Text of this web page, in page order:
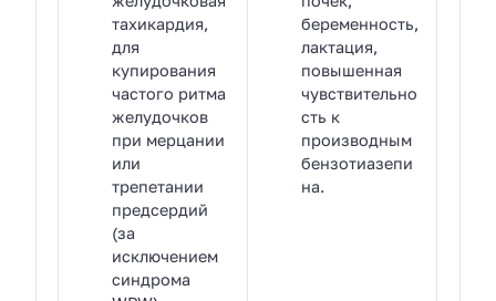
тахикардия,
для
купирования
частого ритма
желудочков
при мерцании
или
трепетании
предсердий
(за
исключением
синдрома
беременность,
лактация,
повышенная
чувствительно
сть к
производным
бензотиазепи
на.